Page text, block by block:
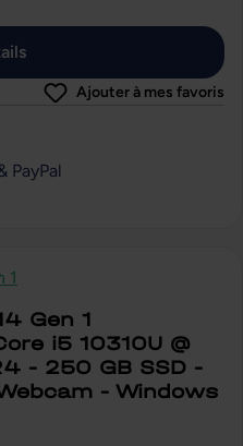
Ajouter à mes favoris
PayPal
Gen 1
i5 10310U @
- 250 GB SSD -
- Windows